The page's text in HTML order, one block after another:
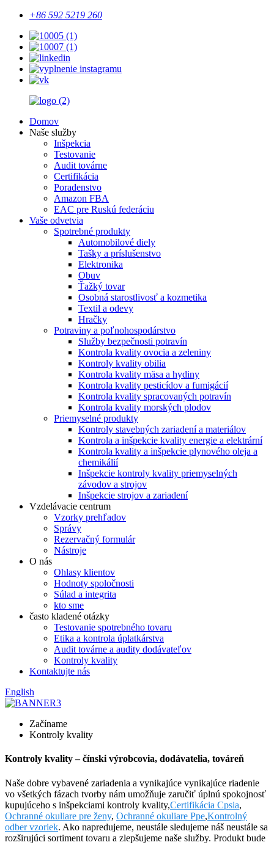
+86 592 5219 260
Domov
Naše služby
Inšpekcia
Testovanie
Audit továrne
Certifikácia
Poradenstvo
Amazon FBA
EAC pre Ruskú federáciu
Vaše odvetvia
Spotrebné produkty
Automobilové diely
Tašky a príslušenstvo
Elektronika
Obuv
Ťažký tovar
Osobná starostlivosť a kozmetika
Textil a odevy
Hračky
Potraviny a poľnohospodárstvo
Služby bezpečnosti potravín
Kontrola kvality ovocia a zeleniny
Kontroly kvality obilia
Kontrola kvality mäsa a hydiny
Kontrola kvality pesticídov a fumigácií
Kontrola kvality spracovaných potravín
Kontrola kvality morských plodov
Priemyselné produkty
Kontroly stavebných zariadení a materiálov
Kontrola a inšpekcie kvality energie a elektrární
Kontrola kvality a inšpekcie plynového oleja a
chemikálií
Inšpekcie kontroly kvality priemyselných
závodov a strojov
Inšpekcie strojov a zariadení
Vzdelávacie centrum
Vzorky prehľadov
Správy
Rezervačný formulár
Nástroje
O nás
Ohlasy klientov
Hodnoty spoločnosti
Súlad a integrita
kto sme
často kladené otázky
Testovanie spotrebného tovaru
Etika a kontrola úplatkárstva
Audit továrne a audity dodávateľov
Kontroly kvality
Kontaktujte nás
English
Začíname
Kontroly kvality
Kontroly kvality – čínski výrobcovia, dodávatelia, továreň
Naše dobre vybavené zariadenia a vynikajúce vynikajúce riadenie
vo všetkých fázach tvorby nám umožňuje zaručiť úplnú spokojnosť
kupujúceho s inšpekciami kontroly kvality,Certifikácia Cpsia,
Ochranné okuliare pre ženy, Ochranné okuliare Ppe,Kontrolný
odber vzoriek. Ako napredujeme, neustále sledujeme náš neustále sa
rozširujúci sortiment tovaru a zlepšujeme naše služby. Produkt bude